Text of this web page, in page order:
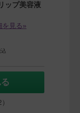
ップ美容液
を見る»